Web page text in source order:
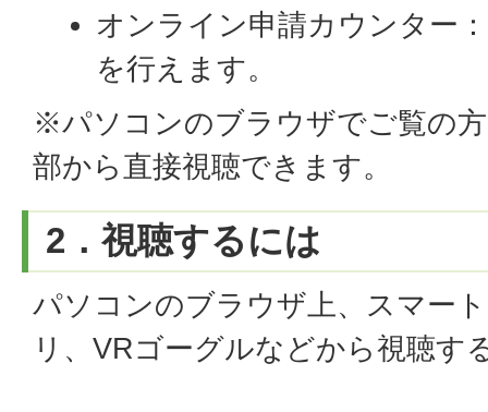
オンライン申請カウンター
を行えます。
※パソコンのブラウザでご覧の
部から直接視聴できます。
2．視聴するには
パソコンのブラウザ上、スマー
リ、VRゴーグルなどから視聴す